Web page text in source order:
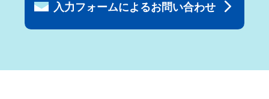
入力フォームによるお問い合わせ